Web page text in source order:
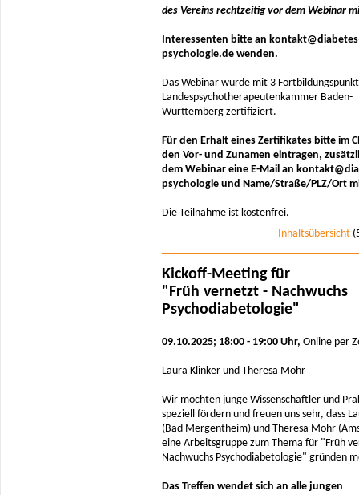
des Vereins rechtzeitig vor dem Webinar
Interessenten bitte an
psychologie.de wenden.
Das Webinar wurde mit 3
Landespsychotherapeutenkammer Baden-
Württemberg zertifiziert.
Für den Erhalt eines Zertifikates bitte im
den Vor- und Zunamen eintragen,
dem Webinar eine E-Mail an
psychologie und Name/Straße/PLZ/Ort
Die Teilnahme ist kostenfrei.
Inhaltsübersicht
Kickoff-Meeting für
"Früh vernetzt - Nachwuchs
Psychodiabetologie"
09.10.2025; 18:00 - 19:00 Uhr, Online per
Laura Klinker und Theresa Mohr
Wir möchten junge Wissenschaftler und
speziell fördern und freuen uns sehr, dass
(Bad Mergentheim) und Theresa Mohr
eine Arbeitsgruppe zum Thema für "Früh
Nachwuchs Psychodiabetologie" gründen
Das Treffen wendet sich an alle jungen